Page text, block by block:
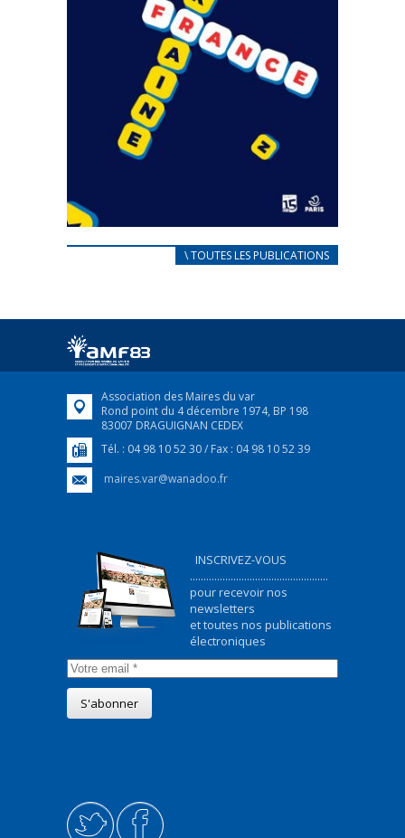
CARNET D’ACCUEIL
Afin d’accompagner au mieux les réfugiés
FEUILLETER
\ TOUTES LES PUBLICATIONS
Association des Maires du var
Rond point du 4 décembre 1974, BP 198
83007 DRAGUIGNAN CEDEX
Tél. : 04 98 10 52 30 / Fax : 04 98 10 52 39
maires.var@wanadoo.fr
INSCRIVEZ-VOUS
...................................................
pour recevoir nos
newsletters
et toutes nos publications
électroniques